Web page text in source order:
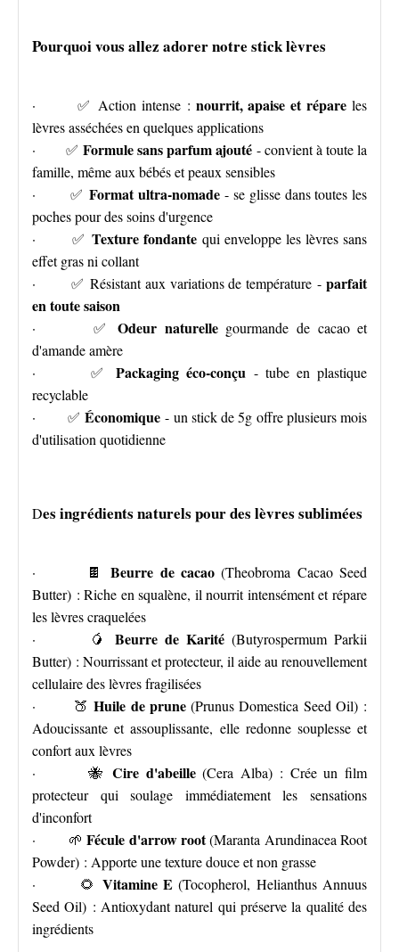
Pourquoi vous allez adorer notre stick lèvres
· ✅ Action intense : nourrit, apaise et répare les
lèvres asséchées en quelques applications
· ✅ Formule sans parfum ajouté - convient à toute la
famille, même aux bébés et peaux sensibles
· ✅ Format ultra-nomade- se glisse dans toutes les
poches pour des soins d'urgence
· ✅ Texture fondante qui enveloppe les lèvres sans
effet gras ni collant
· ✅ Résistant aux variations de température - parfait
en toute saison
· ✅Odeur naturellegourmande de cacao et
d'amande amère
· ✅ Packaging éco-conçu - tube en plastique
recyclable
· ✅Économique- un stick de 5g offre plusieurs mois
d'utilisation quotidienne
Des ingrédients naturels pour des lèvres sublimées
· 🍫Beurre de cacao(Theobroma Cacao Seed
Butter) : Riche en squalène, il nourrit intensément et répare
les lèvres craquelées
· 🥭Beurre de Karité (Butyrospermum Parkii
Butter) : Nourrissant et protecteur, il aide au renouvellement
cellulaire des lèvres fragilisées
· 🍑Huile de prune(Prunus Domestica Seed Oil) :
Adoucissante et assouplissante, elle redonne souplesse et
confort aux lèvres
· 🐝Cire d'abeille(Cera Alba) : Crée un film
protecteur qui soulage immédiatement les sensations
d'inconfort
· 🌱Fécule d'arrow root(Maranta Arundinacea Root
Powder) : Apporte une texture douce et non grasse
· 🌻 Vitamine E (Tocopherol, Helianthus Annuus
Seed Oil) : Antioxydant naturel qui préserve la qualité des
ingrédients